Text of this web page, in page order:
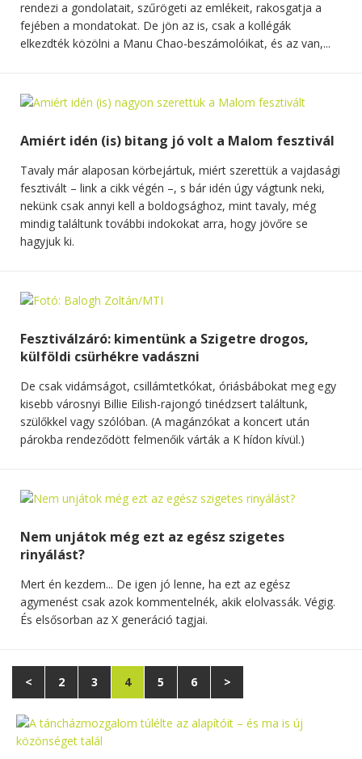
rendezi a gondolatait, szűrögeti az emlékeit, rakosgatja a
fejében a mondatokat. De jön az is, csak a kollégák
elkezdték közölni a Manu Chao-beszámolóikat, és az van,...
Amiért idén (is) bitang jó volt a Malom fesztivál
Tavaly már alaposan körbejártuk, miért szerettük a vajdasági
fesztivált – link a cikk végén –, s bár idén úgy vágtunk neki,
nekünk csak annyi kell a boldogsághoz, mint tavaly, még
mindig találtunk további indokokat arra, hogy jövőre se
hagyjuk ki.
Fesztiválzáró: kimentünk a Szigetre drogos,
külföldi csürhékre vadászni
De csak vidámságot, csillámtetkókat, óriásbábokat meg egy
kisebb városnyi Billie Eilish-rajongó tinédzsert találtunk,
szülőkkel vagy szólóban. (A magánzókat a koncert után
párokba rendeződött felmenőik várták a K hídon kívül.)
Nem unjátok még ezt az egész szigetes
rinyálást?
Mert én kezdem... De igen jó lenne, ha ezt az egész
agymenést csak azok kommentelnék, akik elolvassák. Végig.
És elsősorban az X generáció tagjai.
< 2 3 4 5 6 >